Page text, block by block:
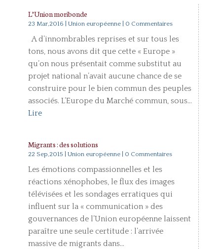
L’Union moribonde
23 Mar,2016 Union européenne| 0 Commentaires
A d’innombrables reprises et sur tous les
tons, nous avons dit que cette « Europe »
qu’on nous présentait comme substitut au
projet national n’avait aucune chance de se
construire pour le bien commun des peuples
associés. L’Europe du Marché commun, sous...
Lire
Migrants : des solutions
22 Sep,2015 Union européenne| 0 Commentaires
Les émotions compassionnelles et les
réactions xénophobes, le flux des images
télévisées et les sondages erratiques qui
influent sur la « communication » des
gouvernances de l’Union européenne laissent
paraître une seule certitude : l’arrivée
massive de migrants dans...